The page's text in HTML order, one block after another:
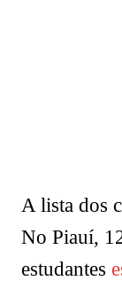
A lista dos
No Piauí,
estudantes